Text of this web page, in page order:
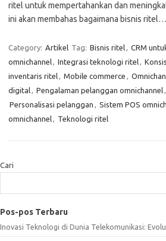
ritel untuk mempertahankan dan
ini akan membahas bagaimana bisnis ritel…
Category: Artikel Tag: Bisnis ritel, CRM
omnichannel, Integrasi teknologi ritel,
inventaris ritel, Mobile commerce ,
digital, Pengalaman pelanggan omnichannel,
Personalisasi pelanggan , Sistem POS
omnichannel, Teknologi ritel
Cari
Pos-pos Terbaru
Inovasi Teknologi di Dunia Telekomunikasi: